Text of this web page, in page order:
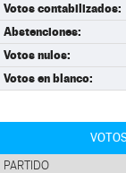
Votos contabilizados:
Abstenciones:
Votos nulos:
Votos en blanco:
PARTIDO